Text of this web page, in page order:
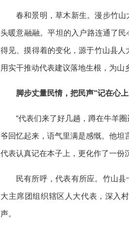
春和景明，草木新生。漫步竹
头暖意融融。平坦的入户路连通了
得见、摸得着的变化，源于竹山县人
用实干推动代表建议落地生根，为山
脚步丈量民情，把民声“记在心上
“代表们来了好几趟，蹲在牛羊
爷回忆起来，语气里满是感慨。他坦
代表认真记在本子上，更化作了一份
民有所呼，代表有所应。竹山
大主席团组织辖区人大代表，深入
声。